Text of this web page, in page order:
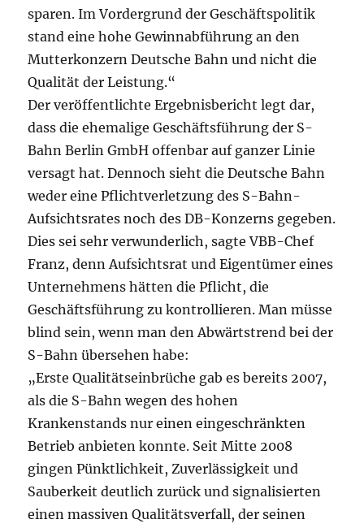
sparen. Im Vordergrund der Geschäftspolitik
stand eine hohe Gewinnabführung an den
Mutterkonzern Deutsche Bahn und nicht die
Qualität der Leistung.“
Der veröffentlichte Ergebnisbericht legt dar,
dass die ehemalige Geschäftsführung der S-
Bahn Berlin GmbH offenbar auf ganzer Linie
versagt hat. Dennoch sieht die Deutsche Bahn
weder eine Pflichtverletzung des S-Bahn-
Aufsichtsrates noch des DB-Konzerns gegeben.
Dies sei sehr verwunderlich, sagte VBB-Chef
Franz, denn Aufsichtsrat und Eigentümer eines
Unternehmens hätten die Pflicht, die
Geschäftsführung zu kontrollieren. Man müsse
blind sein, wenn man den Abwärtstrend bei der
S-Bahn übersehen habe:
„Erste Qualitätseinbrüche gab es bereits 2007,
als die S-Bahn wegen des hohen
Krankenstands nur einen eingeschränkten
Betrieb anbieten konnte. Seit Mitte 2008
gingen Pünktlichkeit, Zuverlässigkeit und
Sauberkeit deutlich zurück und signalisierten
einen massiven Qualitätsverfall, der seinen